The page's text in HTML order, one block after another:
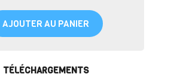
AJOUTER AU PANIER
TÉLÉCHARGEMENTS